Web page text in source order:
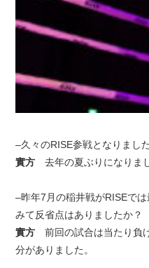
–久々のRISE参戦となりました
實方 去年の夏ぶりになりま
–昨年7月の稲井戦がRISEで
みて反省点はありましたか？
實方 前回の試合は当たり負
分がありました。